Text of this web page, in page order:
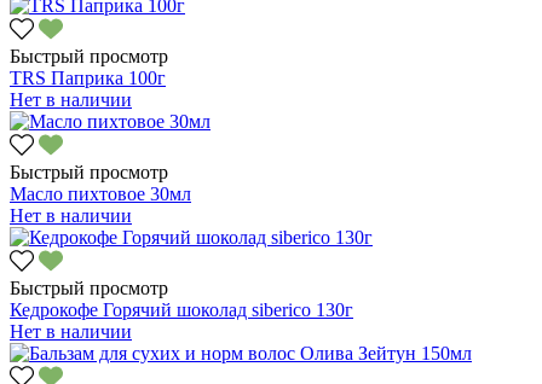
Быстрый просмотр
TRS Паприка 100г
Нет в наличии
Быстрый просмотр
Масло пихтовое 30мл
Нет в наличии
Быстрый просмотр
Кедрокофе Горячий шоколад siberico 130г
Нет в наличии